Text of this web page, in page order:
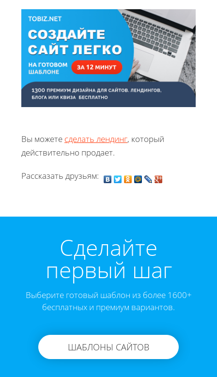
Вы можете сделать лендинг, который
действительно продает.
Рассказать друзьям:
Cделайте
первый шаг
Выберите готовый шаблон из более 1600+
бесплатных и премиум вариантов.
ШАБЛОНЫ САЙТОВ